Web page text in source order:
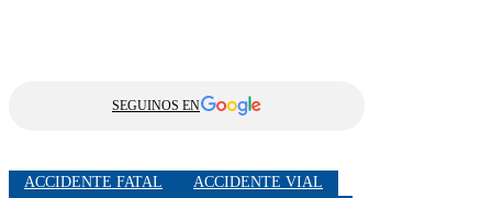
SEGUINOS EN
ACCIDENTE FATAL
ACCIDENTE VIAL